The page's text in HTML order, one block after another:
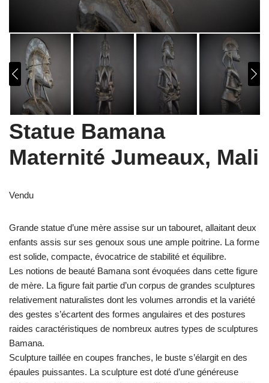
Statue Bamana
Maternité Jumeaux, Mali
Vendu
Grande statue d’une mère assise sur un tabouret, allaitant deux
enfants assis sur ses genoux sous une ample poitrine. La forme
est solide, compacte, évocatrice de stabilité et équilibre.
Les notions de beauté Bamana sont évoquées dans cette figure
de mère. La figure fait partie d’un corpus de grandes sculptures
relativement naturalistes dont les volumes arrondis et la variété
des gestes s’écartent des formes angulaires et des postures
raides caractéristiques de nombreux autres types de sculptures
Bamana.
Sculpture taillée en coupes franches, le buste s’élargit en des
épaules puissantes. La sculpture est doté d’une généreuse